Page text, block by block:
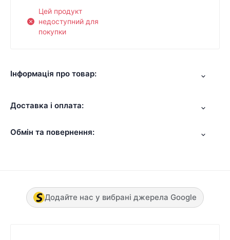
Цей продукт
недоступний для
покупки
Інформація про товар:
Доставка і оплата:
Обмін та повернення:
Додайте нас у вибрані джерела Google